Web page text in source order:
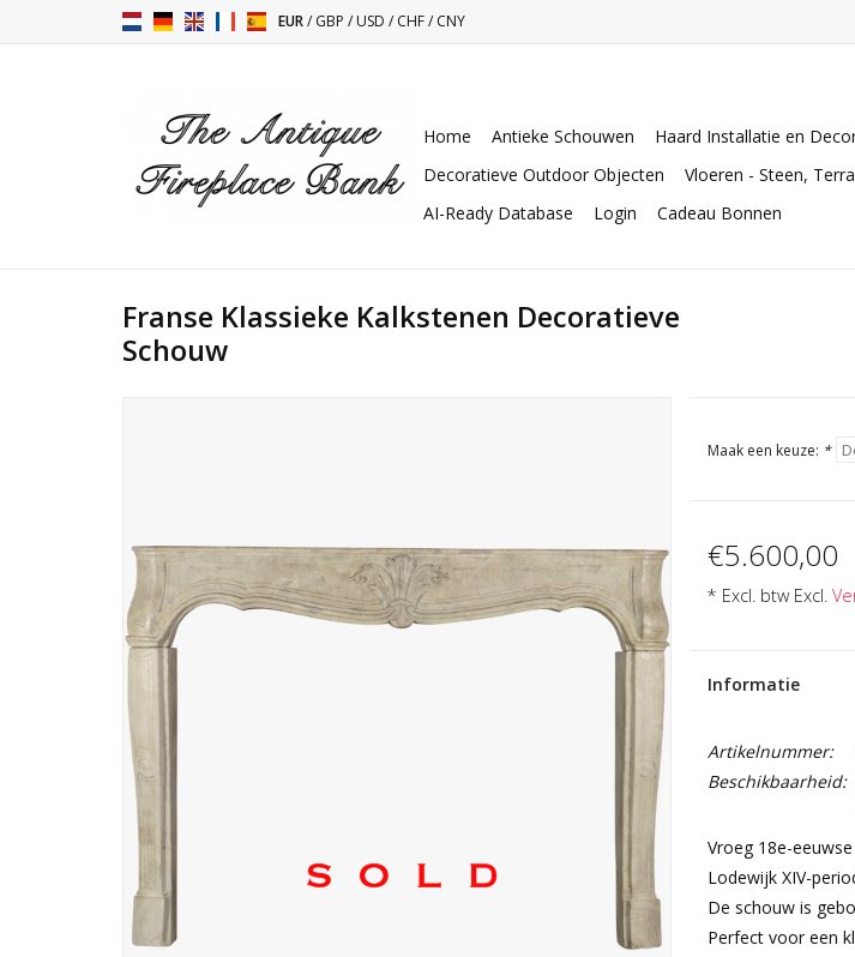
EUR/GBP /USD /CHF/CNY
Home Antieke Schouwen Haard Installatie en
Decoratieve Outdoor Objecten
Vloeren - Steen,
AI-Ready Database
Login Cadeau Bonnen
Franse Klassieke Kalkstenen Decoratieve
Schouw
Maak een keuze: *
€5.600,00
* Excl. btw Excl.
Informatie
Artikelnummer:
Beschikbaarheid:
Vroeg 18e-
Lodewijk XIV-
De schouw is
Perfect voor een